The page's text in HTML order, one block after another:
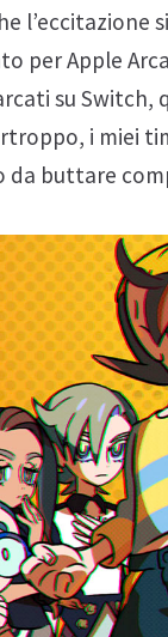
l’eccitazione
per Apple
su
i miei
da buttare